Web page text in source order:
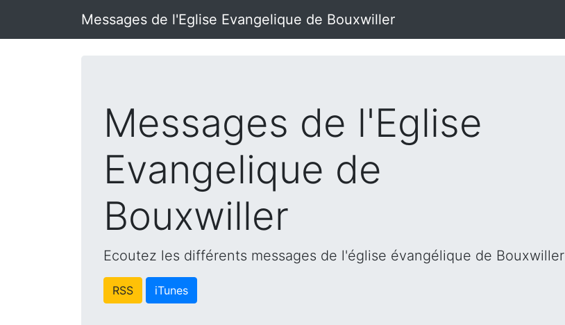
Messages de l'Eglise Evangelique de Bouxwiller
Messages de l'Eglise
Evangelique de
Bouxwiller
Ecoutez les différents messages de l'église évangélique de Bouxwiller
RSS iTunes